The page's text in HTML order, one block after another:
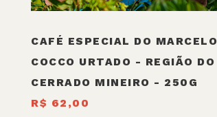
CAFÉ ESPECIAL DO MARCELO
COCCO URTADO - REGIÃO DO
CERRADO MINEIRO - 250G
R$ 62,00